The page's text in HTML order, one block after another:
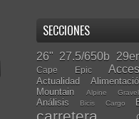
SECCIONES
26" 27.5/650b 29er
Cape Epic
Actualidad
Mountain
Alpine
Análisis Bicis Cargo
carretera